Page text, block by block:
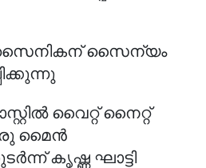
സൈനികന് സൈന്യം
വൈറ്റ് നൈറ്റ്
മൈൻ
കൃഷ്ണ ഘാട്ടി